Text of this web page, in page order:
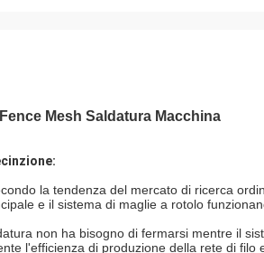
Mesh Saldatura Macchina
la tendenza del mercato di ricerca
e il sistema di maglie a rotolo
non ha bisogno di fermarsi mentre il
l'efficienza di produzione della rete di filo